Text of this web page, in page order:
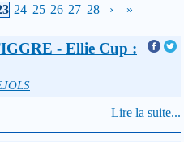
24 25 26 27 28 › »
- Ellie Cup :
Lire la suite...